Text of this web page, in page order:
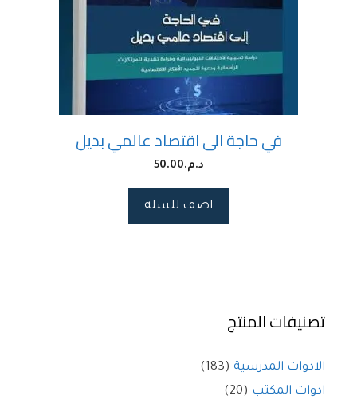
في حاجة الى اقتصاد عالمي بديل
د.م.50.00
اضف للسلة
تصنيفات المنتج
الادوات المدرسية (183)
ادوات المكتب (20)